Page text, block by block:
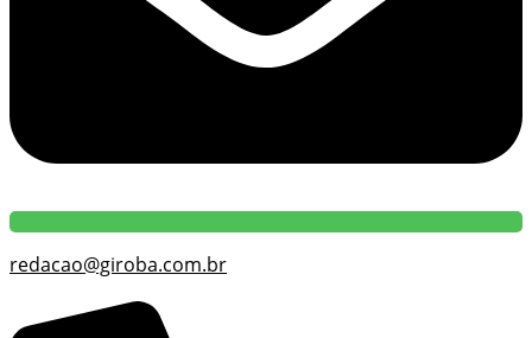
redacao@giroba.com.br